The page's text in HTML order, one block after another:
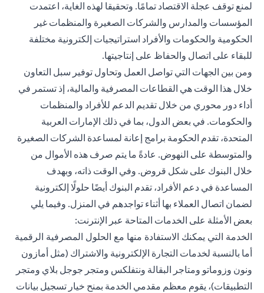
لمنع توقف عجلة الاقتصاد تمامًا. وتحقيقا لهذه الغاية، اعتمدت
المؤسسات والمدارس والشركات الصغيرة والمنظمات غير
الحكومية والحكومات والأفراد استراتيجيات إلكترونية مختلفة
للبقاء على اتصال والحفاظ على إنتاجيتها.
ومن بين الجهات التي تواصل العمل وتحاول توفير سبل التعاون
خلال هذا الوقت هي القطاعات المصرفية والمالية، إذ تستمر في
أداء دور محوري من خلال تقديم الدعم للأفراد والمنظمات
والحكومات. في بعض الدول، بما في ذلك الإمارات العربية
المتحدة، تقدم الحكومة برامج إعانة لمساعدة الشركات الصغيرة
والمتوسطة على النهوض. عادةً ما يتم صرف هذه الأموال من
خلال البنوك على شكل قروض. وفي الوقت ذاته، وبهدف
المساعدة في دعم الأفراد، تقدم البنوك أيضًا حلولًا إلكترونية
لضمان اتصال العملاء بها أثناء تواجدهم في المنزل. وفيما يلي
بعض الأمثلة على الخدمات المتاحة عبر الإنترنت:
الخدمة التي يمكنك الاستفادة منها مع الحلول المصرفية الرقمية
أما بالنسبة لخدمات التجارة الإلكترونية والاشتراك (مثل أمازون
ونون وزوماتو ومتاجر البقالة ونتفلكس ومتجر جوجل بلاي ومتجر
التطبيقات)، يقوم معظم مقدمي الخدمة بمنح خيار تسجيل بيانات